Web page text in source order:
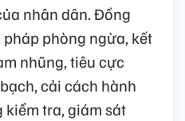
nhân dân. Đồng
phòng ngừa, kết
nhũng, tiêu cực
cải cách hành
tra, giám sát